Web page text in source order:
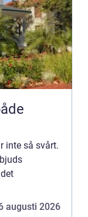
inte så svårt.
augusti 2026